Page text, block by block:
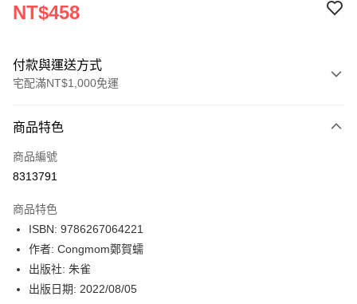
NT$458
付款與運送方式
宅配滿NT$1,000免運
icash Pay
信用卡一次付款
LINE Pay
Apple Pay
街口支付
商品特色
商品編號
8313791
商品特色
ISBN: 9786267064221
作者: Congmom鄭賀蠕
出版社: 朱雀
出版日期: 2022/08/05